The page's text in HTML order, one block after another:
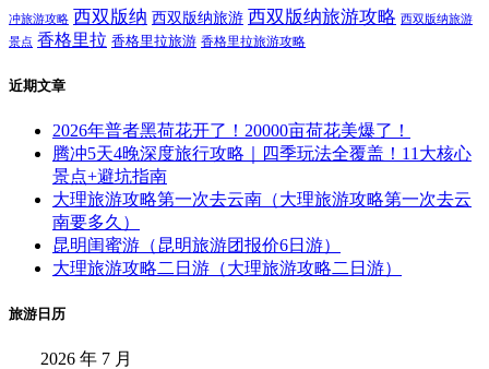
腾冲5天4晚深度旅行攻略｜四季玩法全覆盖！11大核心景点+避坑指南
大理旅游攻略第一次去云南（大理旅游攻略第一次去云南要多久）